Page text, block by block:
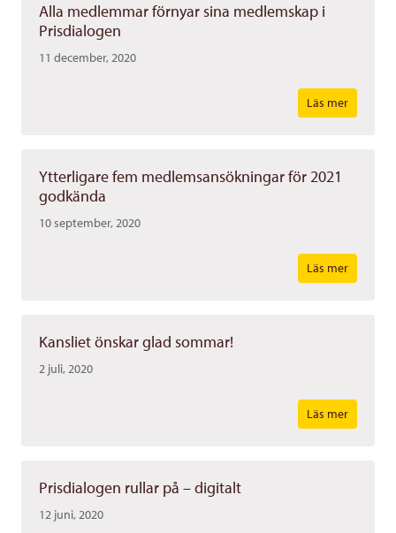
Alla medlemmar förnyar sina medlemskap i
Prisdialogen
11 december, 2020
Läs mer
Ytterligare fem medlemsansökningar för 2021
godkända
10 september, 2020
Läs mer
Kansliet önskar glad sommar!
2 juli, 2020
Läs mer
Prisdialogen rullar på – digitalt
12 juni, 2020